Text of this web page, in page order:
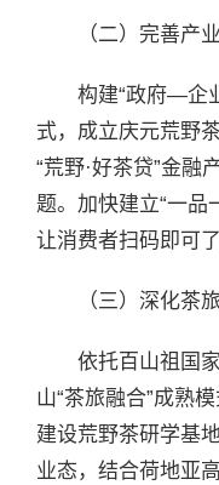
（二）完善产
构建“政府—企
式，成立庆元荒野
“荒野·好茶贷”金
题。加快建立“一品
让消费者扫码即可
（三）深化茶
依托百山祖国
山“茶旅融合”成熟
建设荒野茶研学基
业态，结合荷地亚